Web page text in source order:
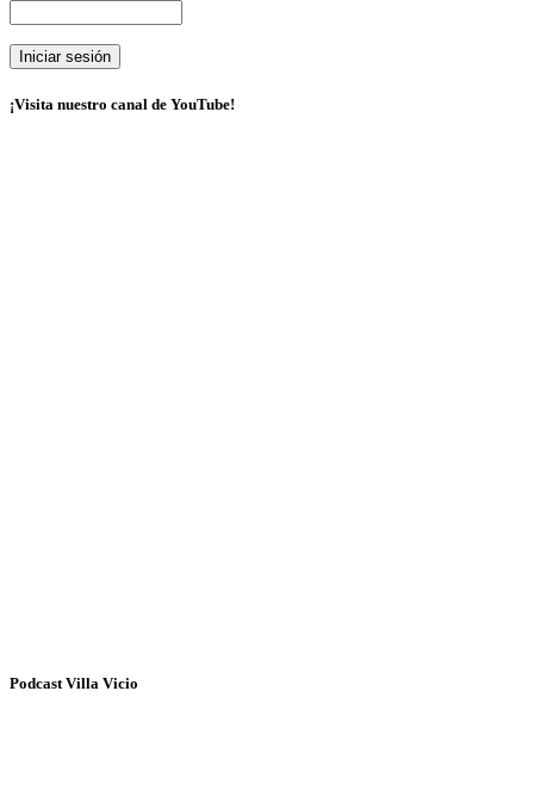
¡Visita nuestro canal de YouTube!
Podcast Villa Vicio